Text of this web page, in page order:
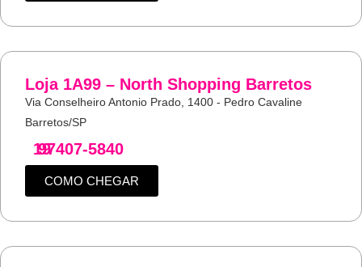
Loja 1A99 – North Shopping Barretos
Via Conselheiro Antonio Prado, 1400 - Pedro Cavaline
Barretos/SP
19
97407-5840
COMO CHEGAR